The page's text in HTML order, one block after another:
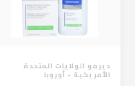
ديرمو الولايات المتحدة
الأمريكية - أوروبا